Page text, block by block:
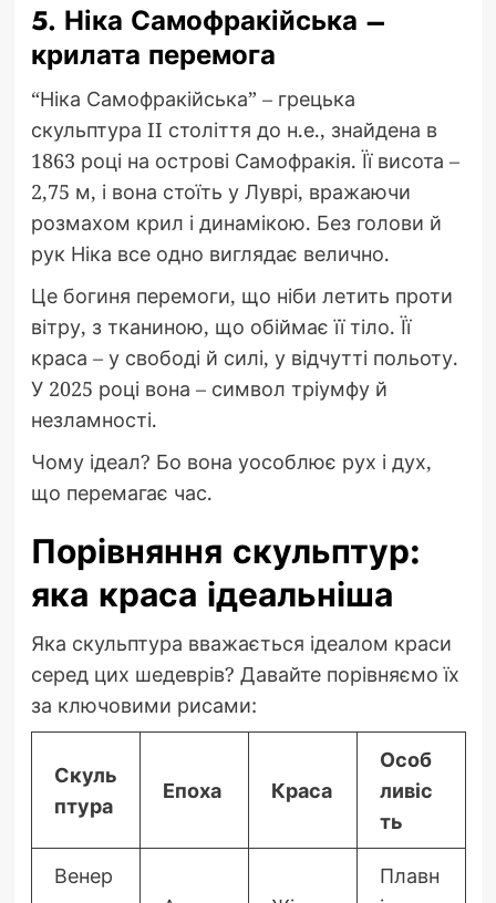
5. Ніка Самофракійська –
крилата перемога
“Ніка Самофракійська” – грецька
скульптура II століття до н.е., знайдена в
1863 році на острові Самофракія. Її висота –
2,75 м, і вона стоїть у Луврі, вражаючи
розмахом крил і динамікою. Без голови й
рук Ніка все одно виглядає велично.
Це богиня перемоги, що ніби летить проти
вітру, з тканиною, що обіймає її тіло. Її
краса – у свободі й силі, у відчутті польоту.
У 2025 році вона – символ тріумфу й
незламності.
Чому ідеал? Бо вона уособлює рух і дух,
що перемагає час.
Порівняння скульптур:
яка краса ідеальніша
Яка скульптура вважається ідеалом краси
серед цих шедеврів? Давайте порівняємо їх
за ключовими рисами:
Скуль
птура
Епоха Краса
Особ
ливіс
ть
Венер
Плавн